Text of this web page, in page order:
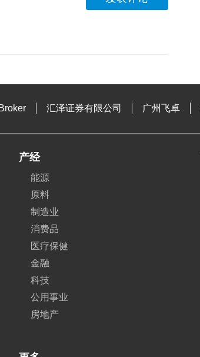
汇泽证券有限公司 广州飞卓
产经
能源
原料
制造业
消费品
医疗保健
金融
科技
公用事业
房地产